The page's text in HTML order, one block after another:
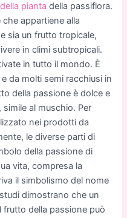
pianta della passiflora.
appartiene alla
sia un frutto tropicale,
in climi subtropicali.
in tutto il mondo. È
da molti semi racchiusi in
della passione è dolce e
al muschio. Per
nei prodotti da
le diverse parti di
della passione di
vita, compresa la
il simbolismo del nome
dimostrano che un
della passione può